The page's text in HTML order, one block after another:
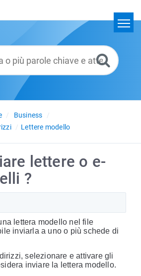
Italiano
Business
Lettere modello
lettere o e-
?
lettera modello nel file
inviarla a uno o più schede di
selezionare e attivare gli
inviare la lettera modello.